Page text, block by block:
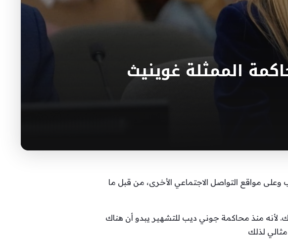
الممثلة غوينيث
وعلى مواقع التواصل الاجتماعي الأخرى، من قبل ما
لأنه منذ محاكمة جوني ديب للتشهير يبدو أن هناك
لذلك